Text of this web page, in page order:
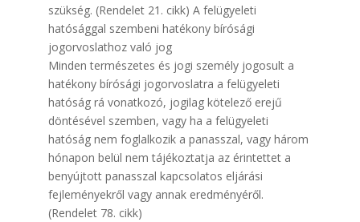
szükség. (Rendelet 21. cikk) A felügyeleti
hatósággal szembeni hatékony bírósági
jogorvoslathoz való jog
Minden természetes és jogi személy jogosult a
hatékony bírósági jogorvoslatra a felügyeleti
hatóság rá vonatkozó, jogilag kötelező erejű
döntésével szemben, vagy ha a felügyeleti
hatóság nem foglalkozik a panasszal, vagy három
hónapon belül nem tájékoztatja az érintettet a
benyújtott panasszal kapcsolatos eljárási
fejleményekről vagy annak eredményéről.
(Rendelet 78. cikk)